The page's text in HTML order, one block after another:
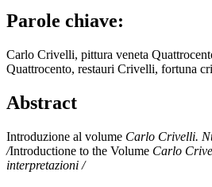
Parole chiave:
Carlo Crivelli, pittura veneta
Quattrocento, restauri Crivelli, fortuna
Abstract
Introduzione al volume Carlo Crivelli.
/Introductione to the Volume Carlo
interpretazioni /